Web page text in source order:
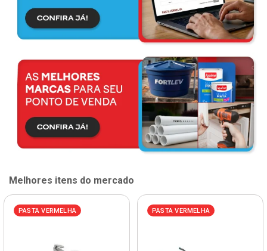
Melhores itens do mercado
PASTA VERMELHA PASTA VERMELHA